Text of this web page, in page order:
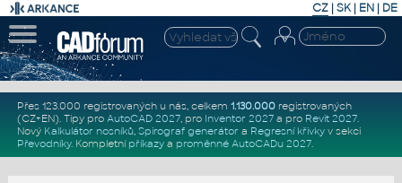
CZ | SK| EN | DE
Přes 123.000 registrovaných u nás, celkem 1.130.000registrovaných
(CZ+EN). Tipy pro AutoCAD 2027, pro Inventor 2027a pro Revit 2027.
Nový Kalkulátor nosníků, Spirograf generátor a Regresní křivkyv sekci
Převodníky. Kompletní příkazya proměnné AutoCADu 2027.